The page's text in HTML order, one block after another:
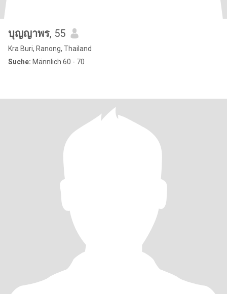
บุญญาพร, 55
Kra Buri, Ranong, Thailand
Suche: Männlich 60 - 70